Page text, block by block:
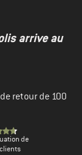
arrive au
retour de 100
de